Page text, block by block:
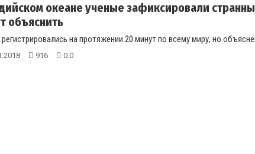
океане ученые зафиксировали
объяснить
на протяжении 20 минут по всему миру, но
916 0.0